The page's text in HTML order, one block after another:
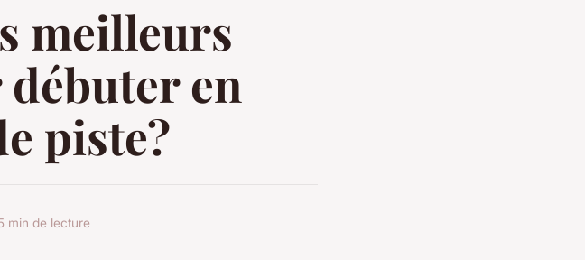
meilleurs
en
piste?
min de lecture